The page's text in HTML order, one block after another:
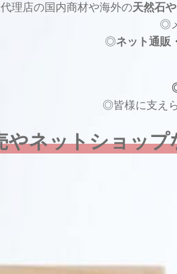
理店の国内商材や海外の天然石
◎
◎ネット通販
◎皆様に支え
やネットショッ